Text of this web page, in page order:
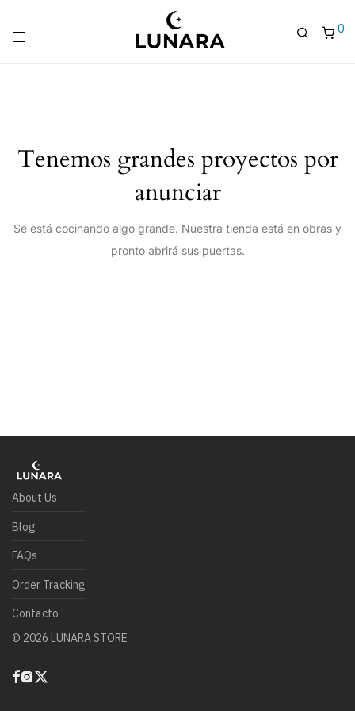
0
Tenemos grandes proyectos por
anunciar
Se está cocinando algo grande. Nuestra tienda está en obras y
pronto abrirá sus puertas.
About Us
Blog
FAQs
Order Tracking
Contacto
© 2026 LUNARA STORE